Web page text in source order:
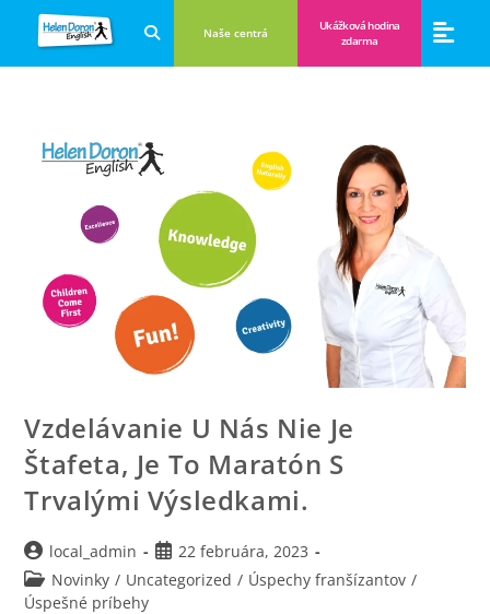
Naše centrá
Ukážková hodina
zdarma
Vzdelávanie U Nás Nie Je
Štafeta, Je To Maratón S
Trvalými Výsledkami.
local_admin
22 februára, 2023
Novinky / Uncategorized / Úspechy franšízantov /
Úspešné príbehy